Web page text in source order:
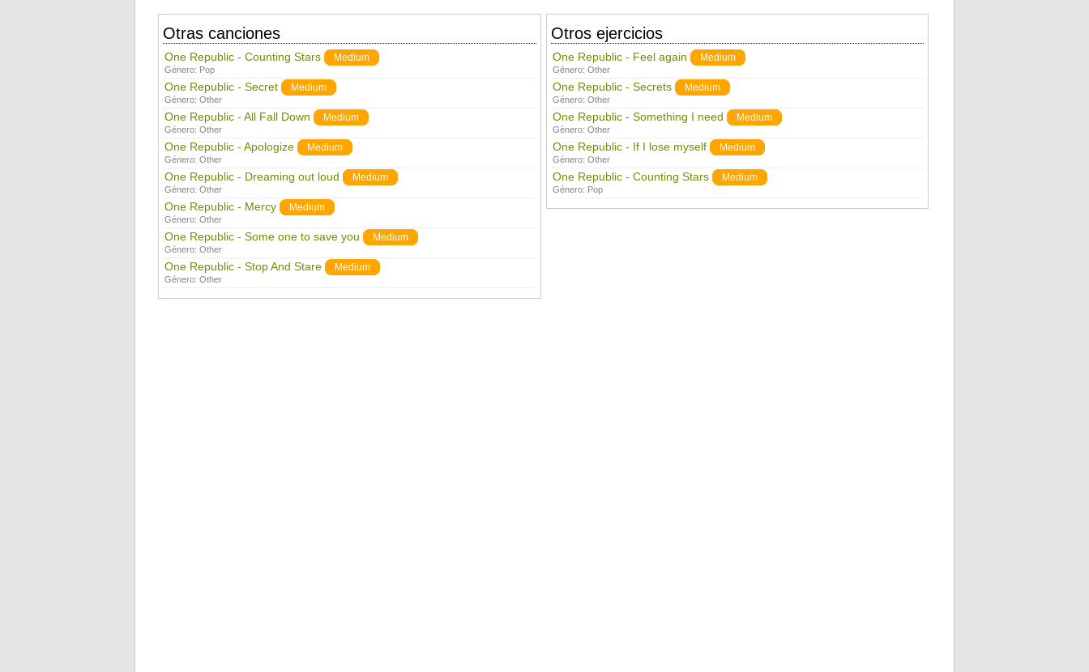
Otras canciones
One Republic - Counting Stars Medium
Género: Pop
One Republic - Secret Medium
Género: Other
One Republic - All Fall Down Medium
Género: Other
One Republic - Apologize Medium
Género: Other
One Republic - Dreaming out loud Medium
Género: Other
One Republic - Mercy Medium
Género: Other
One Republic - Some one to save you Medium
Género: Other
One Republic - Stop And Stare Medium
Género: Other
Otros ejercicios
One Republic - Feel again Medium
Género: Other
One Republic - Secrets Medium
Género: Other
One Republic - Something I need Medium
Género: Other
One Republic - If I lose myself Medium
Género: Other
One Republic - Counting Stars Medium
Género: Pop